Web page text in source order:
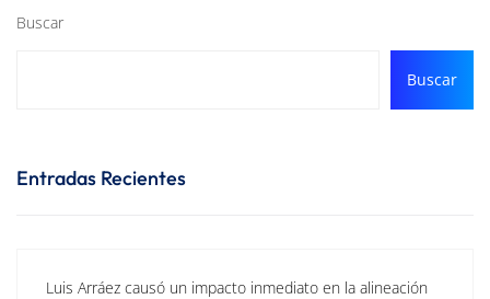
Buscar
Buscar
Entradas Recientes
Luis Arráez causó un impacto inmediato en la alineación